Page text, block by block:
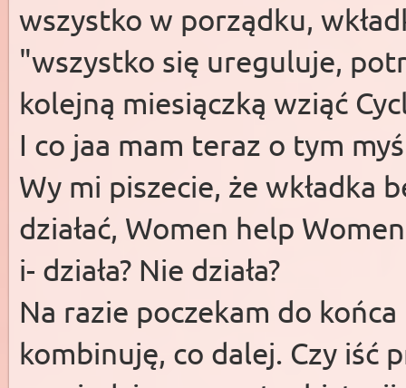
wszystko w porządku,
"wszystko się ureguluje,
kolejną miesiączką wziąć
I co jaa mam teraz o tym
Wy mi piszecie, że wkładka
działać, Women help
i- działa? Nie działa?
Na razie poczekam do
kombinuję, co dalej. Czy iść